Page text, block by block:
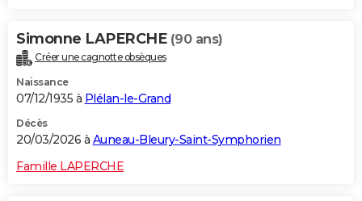
Simonne LAPERCHE (90 ans)
Créer une cagnotte obsèques
Naissance
07/12/1935 à Plélan-le-Grand
Décès
20/03/2026 à Auneau-Bleury-Saint-Symphorien
Famille LAPERCHE